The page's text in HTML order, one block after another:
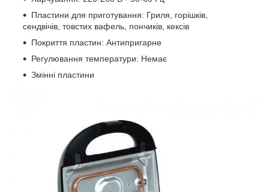
Пластини для приготування: Гриля, горішків,
сендвічів, товстих вафель, пончиків, кексів
Покриття пластин: Антипригарне
Регулювання температури: Немає
Змінні пластини